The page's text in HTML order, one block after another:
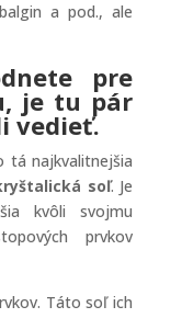
a pod., ale
pre
je tu pár
vedieť.
tá najkvalitnejšia
soľ. Je
kvôli svojmu
prvkov
Táto soľ ich